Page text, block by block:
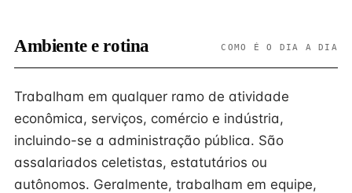
Ambiente e rotina COMO É O DIA A DIA
Trabalham em qualquer ramo de atividade
econômica, serviços, comércio e indústria,
incluindo-se a administração pública. São
assalariados celetistas, estatutários ou
autônomos. Geralmente, trabalham em equipe,